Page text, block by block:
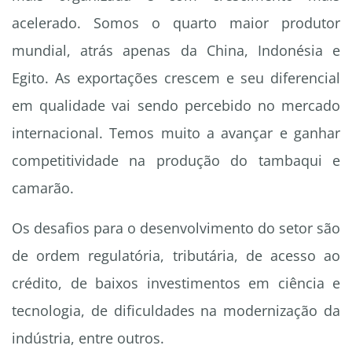
acelerado. Somos o quarto maior produtor
mundial, atrás apenas da China, Indonésia e
Egito. As exportações crescem e seu diferencial
em qualidade vai sendo percebido no mercado
internacional. Temos muito a avançar e ganhar
competitividade na produção do tambaqui e
camarão.
Os desafios para o desenvolvimento do setor são
de ordem regulatória, tributária, de acesso ao
crédito, de baixos investimentos em ciência e
tecnologia, de dificuldades na modernização da
indústria, entre outros.